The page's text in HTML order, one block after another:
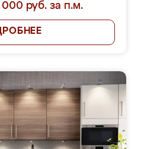
000 руб. за п.м.